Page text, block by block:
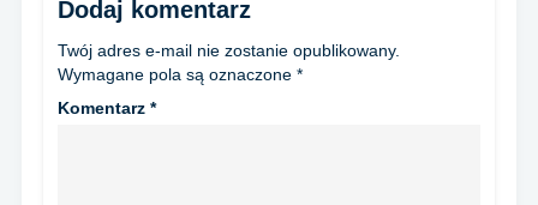
Dodaj komentarz
Twój adres e-mail nie zostanie opublikowany.
Wymagane pola są oznaczone *
Komentarz *